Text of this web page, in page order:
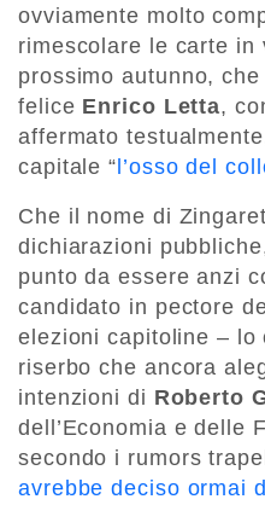
ovviamente molto
rimescolare le carte in
prossimo autunno,
felice Enrico Letta,
affermato
capitale “ l’osso del
Che il nome di
dichiarazioni
punto da essere anzi
candidato in pectore
elezioni capitoline – lo
riserbo che ancora
intenzioni di Roberto
dell’Economia e delle
secondo i rumors
avrebbe deciso ormai